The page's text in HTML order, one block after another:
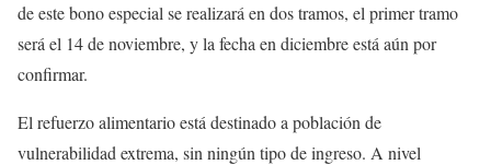
de este bono especial se realizará en dos tramos, el primer tramo
será el 14 de noviembre, y la fecha en diciembre está aún por
confirmar.
El refuerzo alimentario está destinado a población de
vulnerabilidad extrema, sin ningún tipo de ingreso. A nivel